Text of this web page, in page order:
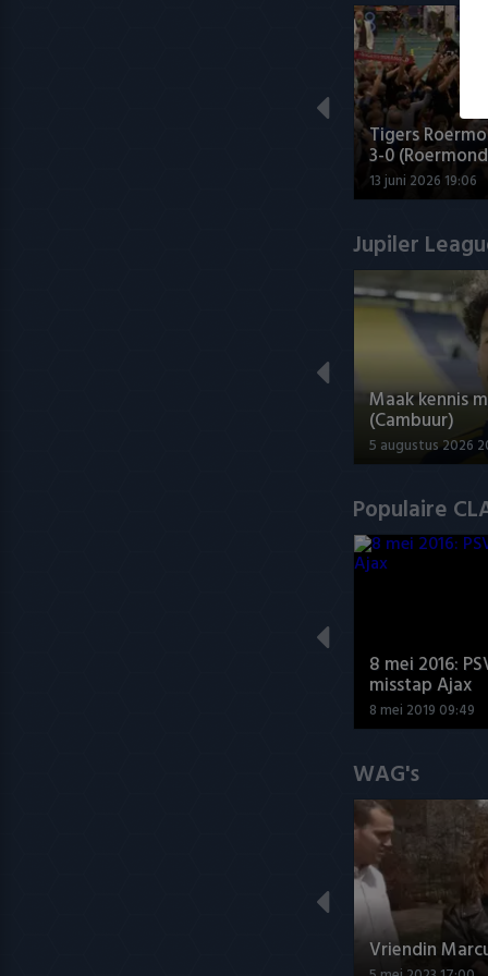
Tigers
3-0
13 juni 2026 19:06
Jupiler
Maak kennis
(Cambuur)
5 augustus 2026
Populaire
8 mei 2016:
misstap Ajax
8 mei 2019 09:49
WAG's
Vriendin